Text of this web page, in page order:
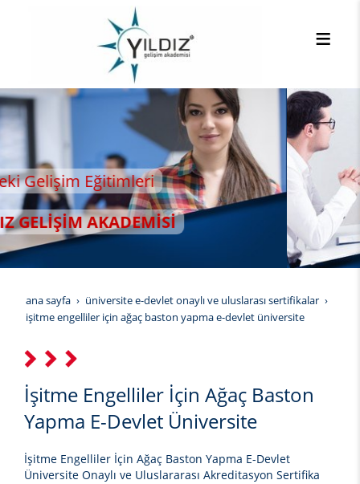
ana sayfa
üniversite e-devlet onaylı ve uluslarası sertifikalar
i̇şitme engelliler i̇çin ağaç baston yapma e-devlet üniversite
İşitme Engelliler İçin Ağaç Baston
Yapma E-Devlet Üniversite
İşitme Engelliler İçin Ağaç Baston Yapma E-Devlet
Üniversite Onaylı ve Uluslararası Akreditasyon Sertifika